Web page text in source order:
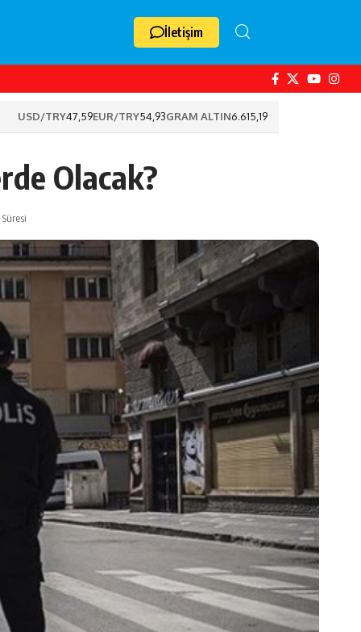
İletişim
USD/TRY47,59EUR/TRY54,93GRAM ALTIN6.615,19
Olacak?